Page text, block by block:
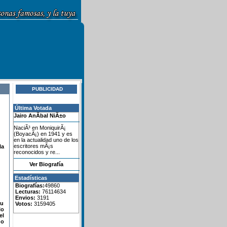
PUBLICIDAD
Última Votada
Jairo AnÃ­bal NiÃ±o
NaciÃ³ en MoniquirÃ¡
(BoyacÃ¡) en 1941 y es
en la actualidad uno de los
escritores mÃ¡s
reconocidos y re...
Ver Biografía
Estadísticas
Biografías:49860
Lecturas: 76114634
Envios: 3191
Votos: 3159405